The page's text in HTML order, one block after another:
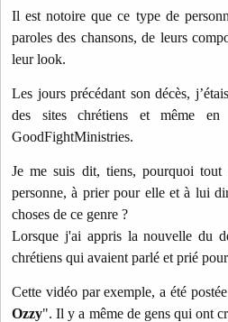
Il est notoire que ce type de
paroles des chansons, de leurs
leur look.
Les jours précédant son décès,
des sites chrétiens et même
GoodFightMinistries.
Je me suis dit, tiens, pourquoi
personne, à prier pour elle et à lui
choses de ce genre ?
Lorsque j'ai appris la nouvelle du
chrétiens qui avaient parlé et prié
Cette vidéo par exemple, a été
Ozzy". Il y a même de gens qui ont